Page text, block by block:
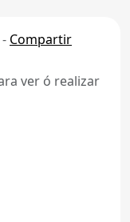
- Compartir
ver ó realizar